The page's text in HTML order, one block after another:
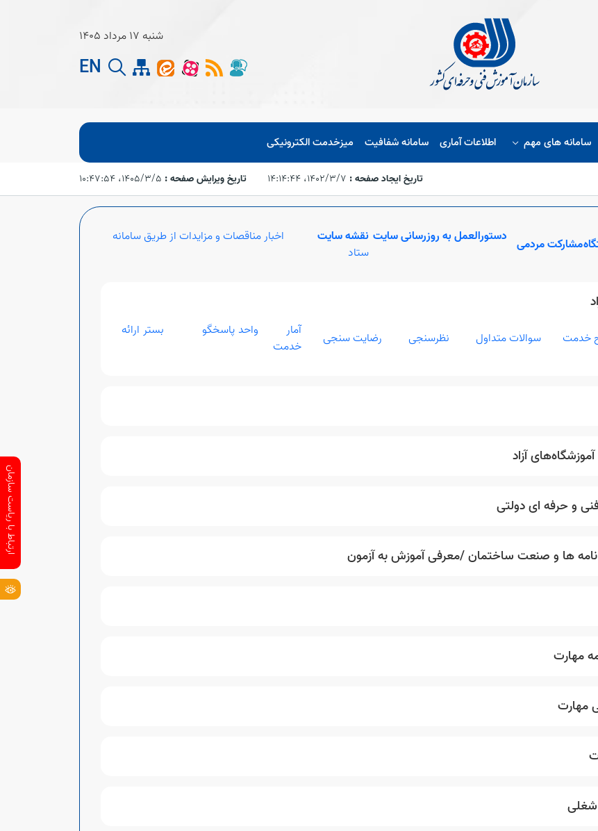
شنبه 17 مرداد 1405
EN
سامانه های مهم اطلاعات آماری سامانه شفافیت میزخدمت الکترونیکی
تاریخ ایجاد صفحه : ۱۴۰۲/۳/۷،‏ ۱۴:۱۴:۴۴ تاریخ ویرایش صفحه : ۱۴۰۵/۳/۵،‏ ۱۰:۴۷:۵۴
مشارکت مردمی دستورالعمل به روزرسانی سایت نقشه سایت
اخبار مناقصات و مزایدات از طریق سامانه
ستاد
خدمت سوالات متداول نظرسنجی رضایت سنجی آمار واحد پاسخگو
بستر ارائه
خدمت
ارتباط با ریاست سازمان